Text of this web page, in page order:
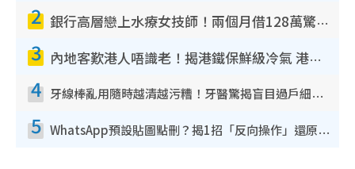
2 銀行高層戀上水療女技師！兩個月借128萬驚覺「沉船」沉落火海 揭背後疑似邪教操控賣淫
3 內地客歎港人唔識老！揭港鐵保鮮級冷氣 港人求放過：咪投訴
4 牙線棒亂用隨時越清越污糟！牙醫驚揭盲目過戶細菌恐致蛀牙：呢種先係日常真保養
5 WhatsApp預設貼圖點刪？揭1招「反向操作」還原簡潔介面 附3步實測教學